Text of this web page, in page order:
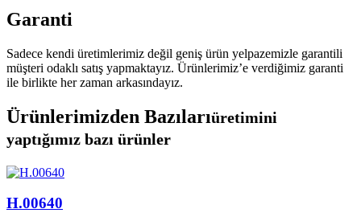
Garanti
Sadece kendi üretimlerimiz değil geniş ürün yelpazemizle garantili
müşteri odaklı satış yapmaktayız. Ürünlerimiz’e verdiğimiz garanti
ile birlikte her zaman arkasındayız.
Ürünlerimizden Bazılarıüretimini
yaptığımız bazı ürünler
H.00640